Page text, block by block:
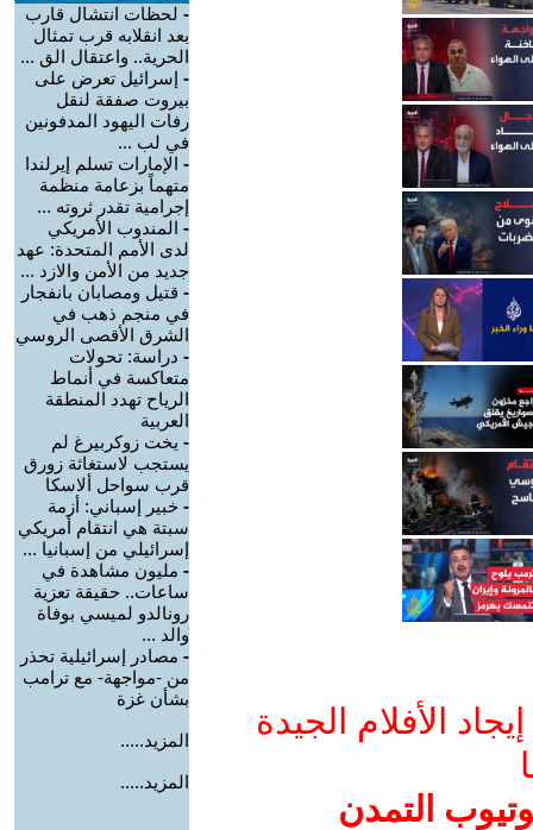
الأفلام الجيدة
التمدن
- لحظات انتشال قارب
بعد انقلابه قرب تمثال
الحرية.. واعتقال الق ...
- إسرائيل تعرض على
بيروت صفقة لنقل
رفات اليهود المدفونين
في لب ...
- الإمارات تسلم إيرلندا
متهماً بزعامة منظمة
إجرامية تقدر ثروته ...
- المندوب الأمريكي
لدى الأمم المتحدة: عهد
جديد من الأمن والازد ...
- قتيل ومصابان بانفجار
في منجم ذهب في
الشرق الأقصى الروسي
- دراسة: تحولات
متعاكسة في أنماط
الرياح تهدد المنطقة
العربية
- يخت زوكربيرغ لم
يستجب لاستغاثة زورق
قرب سواحل ألاسكا
- خبير إسباني: أزمة
سبتة هي انتقام أمريكي
إسرائيلي من إسبانيا ...
- مليون مشاهدة في
ساعات.. حقيقة تعزية
رونالدو لميسي بوفاة
والد ...
- مصادر إسرائيلية تحذر
من -مواجهة- مع ترامب
بشأن غزة
المزيد.....
المزيد.....